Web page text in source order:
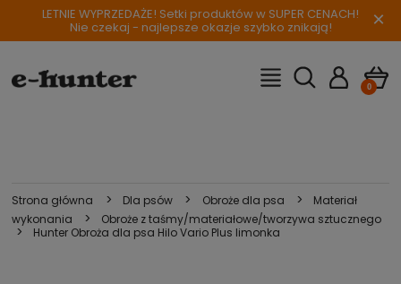
LETNIE WYPRZEDAŻE! Setki produktów w SUPER CENACH!
Nie czekaj - najlepsze okazje szybko znikają! ×
Strona główna > Dla psów > Obroże dla psa >
Materiał
wykonania
> Obroże z taśmy/materiałowe/tworzywa sztucznego
> Hunter Obroża dla psa Hilo Vario Plus limonka